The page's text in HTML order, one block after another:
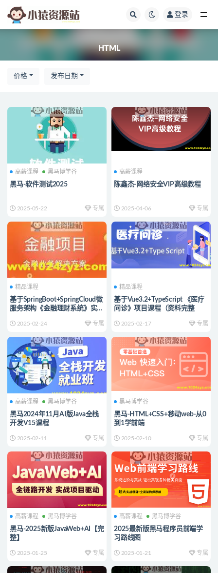
登录
HTML
价格 发布日期
高薪课程 黑马博学谷
黑马-软件测试2025
2025-05-22 专属
高薪课程
陈鑫杰-网络安全VIP高级教程
2025-04-06 专属
精品课程
基于SpringBoot+SpringCloud微
服务架构《金融理财系统》实战
2025-02-24 专属
精品课程
基于Vue3.2+TypeScript 《医疗
问诊》项目课程（资料完整
2025-02-17 专属
高薪课程 黑马博学谷
黑马2024年11月AI版Java全栈
开发V15课程
2025-02-11 专属
黑马博学谷
黑马-HTML+CSS+移动web-从0
到1学前端
2025-02-10 专属
高薪课程 黑马博学谷
黑马-2025新版JavaWeb+AI【完
整】
2025-01-25 专属
高薪课程 黑马博学谷
2025最新版黑马程序员前端学
习路线图
2025-01-21 专属